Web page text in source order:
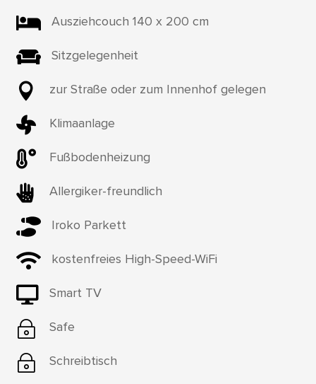
 Ausziehcouch 140 x 200 cm
 Sitzgelegenheit
 zur Straße oder zum Innenhof gelegen
 Klimaanlage
 Fußbodenheizung
 Allergiker-freundlich
 Iroko Parkett
 kostenfreies High-Speed-WiFi
 Smart TV
~ Safe
~ Schreibtisch